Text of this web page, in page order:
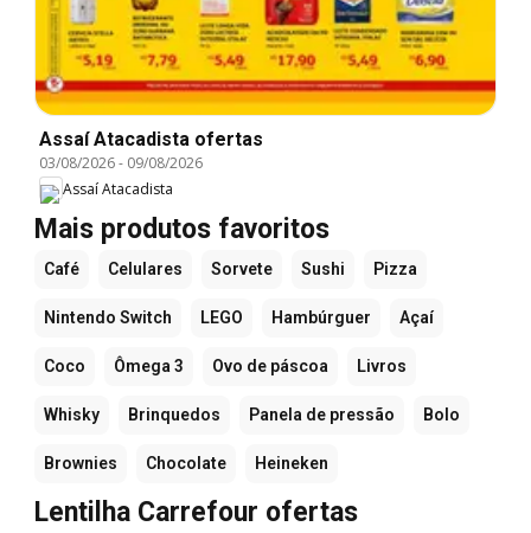
Assaí Atacadista ofertas
03/08/2026- 09/08/2026
Assaí Atacadista
Mais produtos favoritos
Café Celulares Sorvete Sushi Pizza
Nintendo Switch LEGO Hambúrguer Açaí
Coco Ômega 3 Ovo de páscoa Livros
Whisky Brinquedos Panela de pressão Bolo
Brownies Chocolate Heineken
Lentilha Carrefour ofertas